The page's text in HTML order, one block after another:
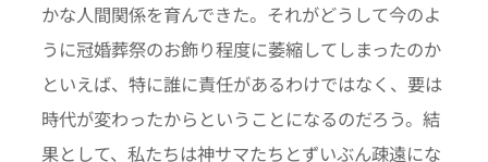
かな人間関係を育んできた。それがどうして今のよ
うに冠婚葬祭のお飾り程度に萎縮してしまったのか
といえば、特に誰に責任があるわけではなく、要は
時代が変わったからということになるのだろう。結
果として、私たちは神サマたちとずいぶん疎遠にな